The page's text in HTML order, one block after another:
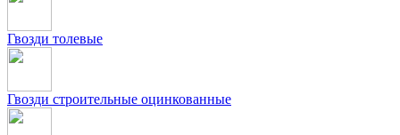
Гвозди толевые
Гвозди строительные оцинкованные